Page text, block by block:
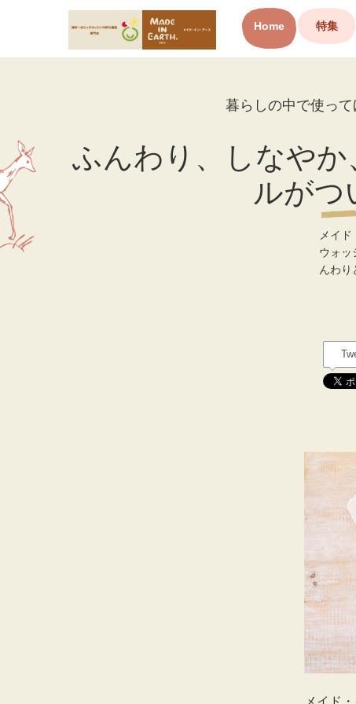
オーガニックコットン製品と
Home 特集
暮らしの中で使って
ふんわり、しなや
ルがつ
メイ
ウォッ
んわ
メイド